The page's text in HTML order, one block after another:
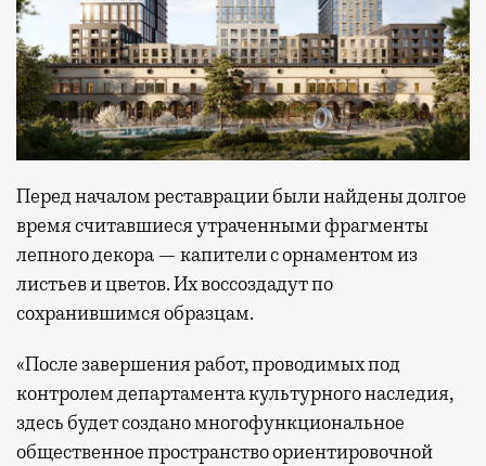
Перед началом реставрации были найдены долгое
время считавшиеся утраченными фрагменты
лепного декора — капители с орнаментом из
листьев и цветов. Их воссоздадут по
сохранившимся образцам.
«После завершения работ, проводимых под
контролем департамента культурного наследия,
здесь будет создано многофункциональное
общественное пространство ориентировочной